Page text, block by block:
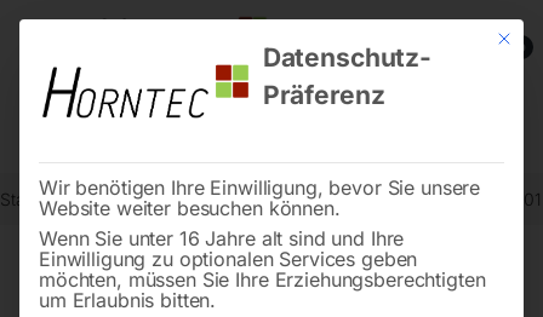
0
Start Holzbearbeitung Brennholztechnik Wippkreissäge HWS
Mit
Datenschutz-
Präferenz
Wir benötigen Ihre Einwilligung, bevor Sie unsere
Website weiter besuchen können.
Wenn Sie unter 16 Jahre alt sind und Ihre
Einwilligung zu optionalen Services geben
möchten, müssen Sie Ihre Erziehungsberechtigten
um Erlaubnis bitten.